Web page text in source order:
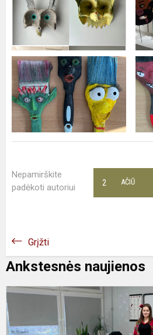
Nepamirškite
padėkoti autoriui
AČIŪ
2
Grįžti
Ankstesnės naujienos